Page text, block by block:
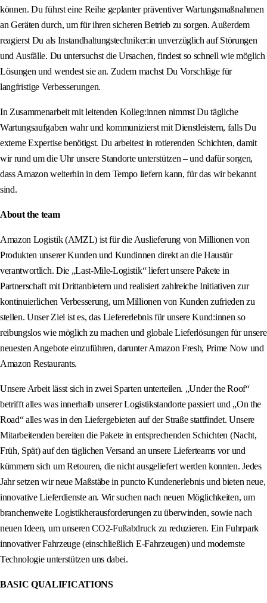
können. Du führst eine Reihe geplanter präventiver Wartungsmaßnahmen
an Geräten durch, um für ihren sicheren Betrieb zu sorgen. Außerdem
reagierst Du als Instandhaltungstechniker:in unverzüglich auf Störungen
und Ausfälle. Du untersuchst die Ursachen, findest so schnell wie möglich
Lösungen und wendest sie an. Zudem machst Du Vorschläge für
langfristige Verbesserungen.
In Zusammenarbeit mit leitenden Kolleg:innen nimmst Du tägliche
Wartungsaufgaben wahr und kommunizierst mit Dienstleistern, falls Du
externe Expertise benötigst. Du arbeitest in rotierenden Schichten, damit
wir rund um die Uhr unsere Standorte unterstützen – und dafür sorgen,
dass Amazon weiterhin in dem Tempo liefern kann, für das wir bekannt
sind.
About the team
Amazon Logistik (AMZL) ist für die Auslieferung von Millionen von
Produkten unserer Kunden und Kundinnen direkt an die Haustür
verantwortlich. Die „Last-Mile-Logistik“ liefert unsere Pakete in
Partnerschaft mit Drittanbietern und realisiert zahlreiche Initiativen zur
kontinuierlichen Verbesserung, um Millionen von Kunden zufrieden zu
stellen. Unser Ziel ist es, das Liefererlebnis für unsere Kund:innen so
reibungslos wie möglich zu machen und globale Lieferlösungen für unsere
neuesten Angebote einzuführen, darunter Amazon Fresh, Prime Now und
Amazon Restaurants.
Unsere Arbeit lässt sich in zwei Sparten unterteilen. „Under the Roof“
betrifft alles was innerhalb unserer Logistikstandorte passiert und „On the
Road“ alles was in den Liefergebieten auf der Straße stattfindet. Unsere
Mitarbeitenden bereiten die Pakete in entsprechenden Schichten (Nacht,
Früh, Spät) auf den täglichen Versand an unsere Lieferteams vor und
kümmern sich um Retouren, die nicht ausgeliefert werden konnten. Jedes
Jahr setzen wir neue Maßstäbe in puncto Kundenerlebnis und bieten neue,
innovative Lieferdienste an. Wir suchen nach neuen Möglichkeiten, um
branchenweite Logistikherausforderungen zu überwinden, sowie nach
neuen Ideen, um unseren CO2-Fußabdruck zu reduzieren. Ein Fuhrpark
innovativer Fahrzeuge (einschließlich E-Fahrzeugen) und modernste
Technologie unterstützen uns dabei.
BASIC QUALIFICATIONS